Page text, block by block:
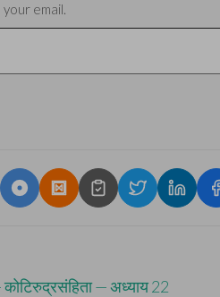
email.
— अध्याय 22